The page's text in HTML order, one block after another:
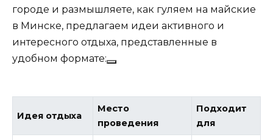
городе и размышляете, как гуляем на майские
в Минске, предлагаем идеи активного и
интересного отдыха, представленные в
удобном формате:
Идея отдыха
Место
проведения
Подходит
для